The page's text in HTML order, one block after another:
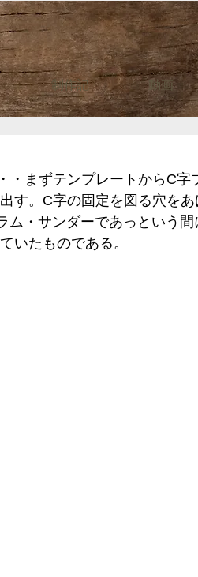
制作記 動画
・まずテンプレートからC字
す。C字の固定を図る穴を
ム・サンダーであっという
いたものである。